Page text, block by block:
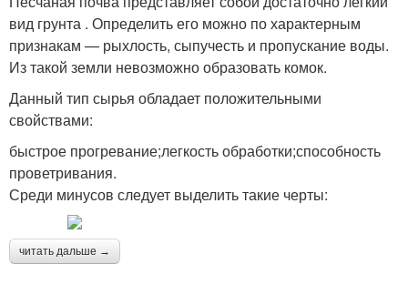
вид грунта . Определить его можно по характерным
признакам — рыхлость, сыпучесть и пропускание воды.
Из такой земли невозможно образовать комок.
Данный тип сырья обладает положительными
свойствами:
быстрое прогревание;легкость обработки;способность
проветривания.
Среди минусов следует выделить такие черты:
читать дальше →